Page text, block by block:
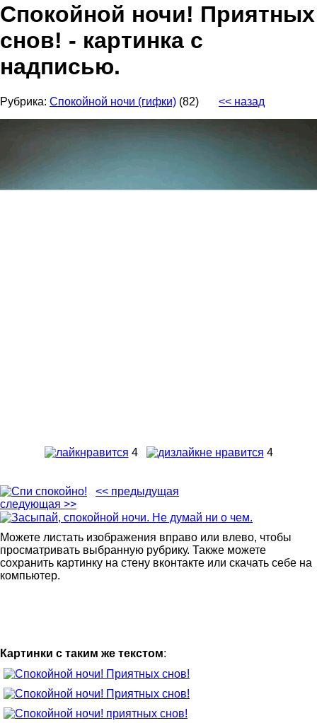
Спокойной ночи! Приятных
снов! - картинка с
надписью.
Рубрика: Спокойной ночи (гифки) (82) << назад
нравится 4 не нравится 4
<< предыдущая
следующая >>
Можете листать изображения вправо или влево, чтобы
просматривать выбранную рубрику. Также можете
сохранить картинку на стену вконтакте или скачать себе на
компьютер.
Картинки с таким же текстом: